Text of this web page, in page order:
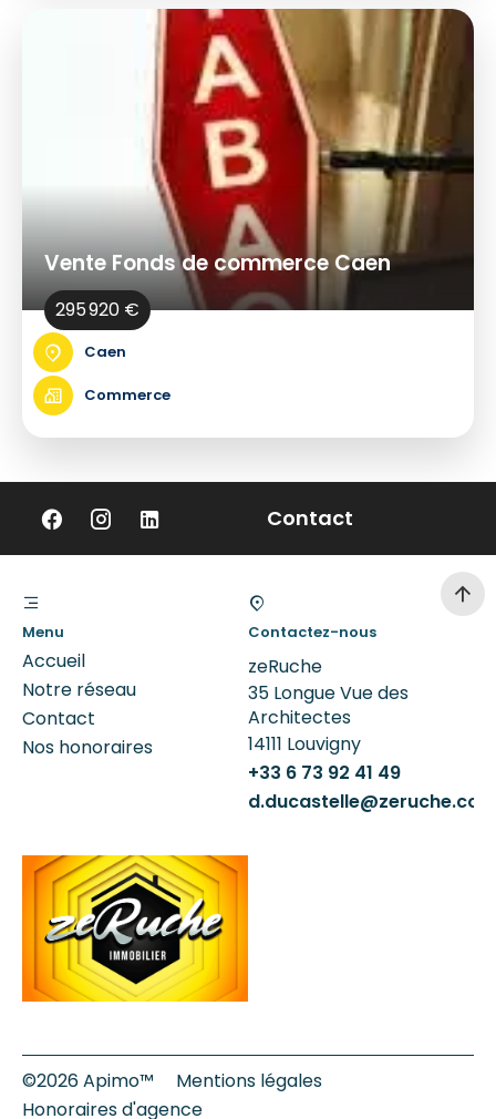
Vente Fonds de commerce Caen
295 920 €
Caen
Commerce
Contact
Menu
Accueil
Notre réseau
Contact
Nos honoraires
Contactez-nous
zeRuche
35 Longue Vue des
Architectes
14111 Louvigny
+33 6 73 92 41 49
d.ducastelle@zeruche.com
©2026 Apimo™
Mentions légales
Honoraires d'agence